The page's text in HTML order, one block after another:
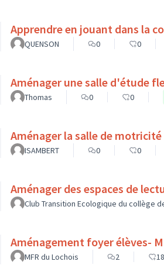
Apprendre en jouant dans la
QUENSON 0 0
Aménager une salle d'étude
Thomas 0 0
Aménager la salle de
ISAMBERT 0 0
Club Transition Ecologique du collège
Aménagement foyer élèves-
MFR du Lochois 2 18